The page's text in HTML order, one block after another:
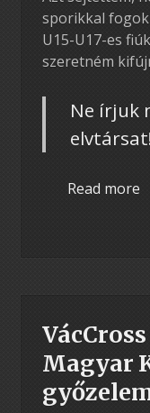
sporikkal fogok
U15-U17-es
szeretném
Ne írjuk
Read more
Magyar